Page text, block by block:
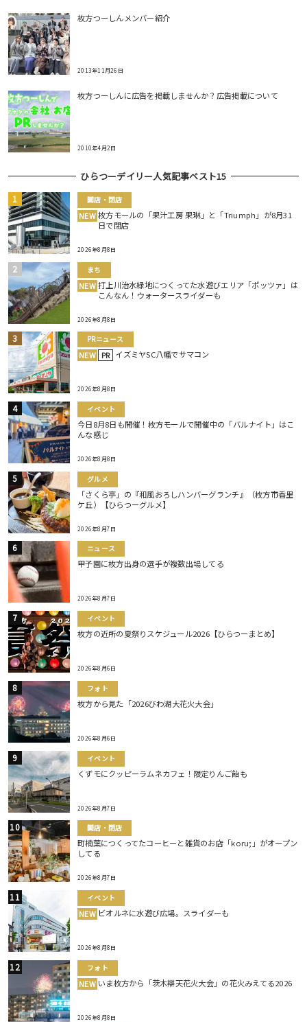
枚方つーしんメンバー紹介
2013年11月26日
枚方つーしんに広告を掲載しませんか？広告掲載について
2010年4月2日
ひらつーデイリー人気記事ベスト15
開店・閉店
NEW 枚方モールの「果汁工房 果琳」と「Triumph」が8月31
日で閉店
2026年8月8日
まち
NEW 打上川治水緑地につくってた水遊びエリア「ポッツァ」は
こんなん！ウォータースライダーも
2026年8月8日
PRニュース
NEW PR イズミヤSC八幡でサマコン
2026年8月8日
イベント
今日8月8日も開催！枚方モールで開催中の「バルナイト」はこ
んな感じ
2026年8月8日
グルメ
「さくら亭」の『和風おろしハンバーグランチ』（枚方市香里
ケ丘）【ひらつーグルメ】
2026年8月7日
ニュース
甲子園に枚方出身の選手が複数出場してる
2026年8月7日
イベント
枚方の近所の夏祭りスケジュール2026【ひらつーまとめ】
2026年8月6日
フォト
枚方から見た「2026びわ湖大花火大会」
2026年8月6日
イベント
くずモにクッピーラムネカフェ！限定りんご飴も
2026年8月7日
開店・閉店
町楠葉につくってたコーヒーと雑貨のお店「koru;」がオープン
してる
2026年8月7日
イベント
NEW ビオルネに水遊び広場。スライダーも
2026年8月8日
フォト
NEW いま枚方から「茨木辯天花火大会」の花火みえてる2026
2026年8月8日